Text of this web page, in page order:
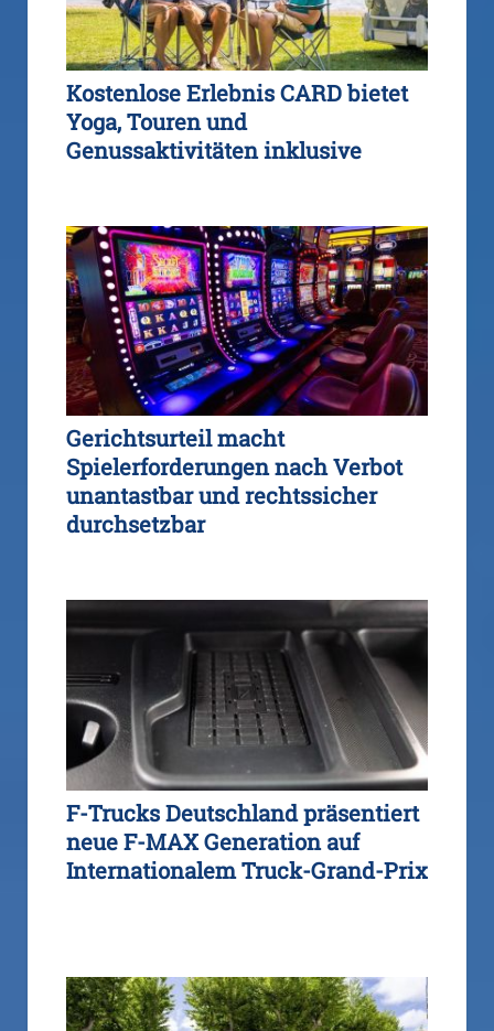
Kostenlose Erlebnis CARD bietet
Yoga, Touren und
Genussaktivitäten inklusive
Gerichtsurteil macht
Spielerforderungen nach Verbot
unantastbar und rechtssicher
durchsetzbar
F-Trucks Deutschland präsentiert
neue F-MAX Generation auf
Internationalem Truck-Grand-Prix